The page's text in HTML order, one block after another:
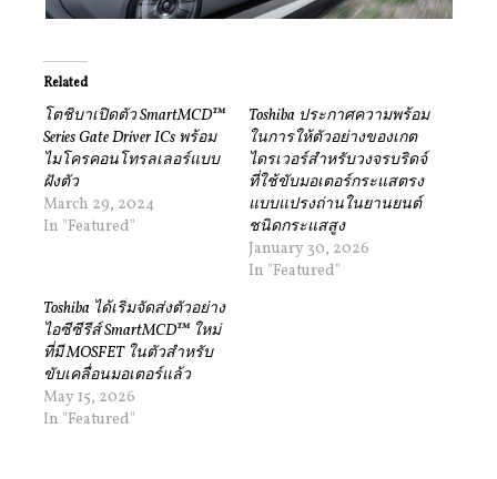
Related
โตชิบาเปิดตัว SmartMCD™
Series Gate Driver ICs พร้อม
ไมโครคอนโทรลเลอร์แบบ
ฝังตัว
March 29, 2024
In "Featured"
Toshiba ประกาศความพร้อม
ในการให้ตัวอย่างของเกต
ไดรเวอร์สำหรับวงจรบริดจ์
ที่ใช้ขับมอเตอร์กระแสตรง
แบบแปรงถ่านในยานยนต์
ชนิดกระแสสูง
January 30, 2026
In "Featured"
Toshiba ได้เริ่มจัดส่งตัวอย่าง
ไอซีซีรีส์ SmartMCD™ ใหม่
ที่มี MOSFET ในตัวสำหรับ
ขับเคลื่อนมอเตอร์แล้ว
May 15, 2026
In "Featured"